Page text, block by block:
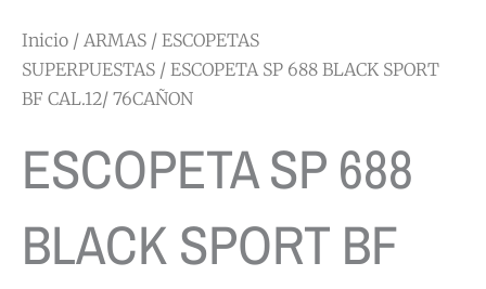
Inicio / ARMAS / ESCOPETAS
SUPERPUESTAS / ESCOPETA SP 688 BLACK SPORT
BF CAL.12/ 76CAÑON
ESCOPETA SP 688
BLACK SPORT BF